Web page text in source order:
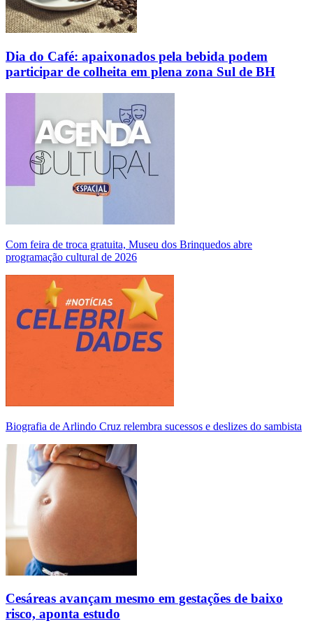
Dia do Café: apaixonados pela bebida podem
participar de colheita em plena zona Sul de BH
Com feira de troca gratuita, Museu dos Brinquedos abre
programação cultural de 2026
Biografia de Arlindo Cruz relembra sucessos e deslizes do sambista
Cesáreas avançam mesmo em gestações de baixo
risco, aponta estudo